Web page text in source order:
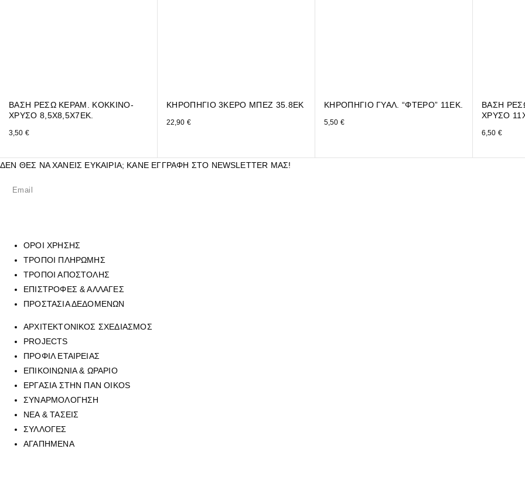
ΒΑΣΗ ΡΕΣΩ ΚΕΡΑΜ. ΚΟΚΚΙΝΟ-
ΧΡΥΣΟ 8,5Χ8,5Χ7ΕΚ.
3,50 €
ΚΗΡΟΠΗΓΙΟ 3ΚΕΡΟ ΜΠΕΖ 35.8ΕΚ
22,90 €
ΚΗΡΟΠΗΓΙΟ ΓΥΑΛ. “ΦΤΕΡΟ” 11ΕΚ.
5,50 €
ΒΑΣΗ
ΧΡΥΣΟ
6,50 €
ΔΕΝ ΘΕΣ ΝΑ ΧΑΝΕΙΣ ΕΥΚΑΙΡΙΑ; ΚΑΝΕ ΕΓΓΡΑΦΗ ΣΤΟ NEWSLETTER ΜΑΣ!
ΟΡΟΙ ΧΡΗΣΗΣ
ΤΡΟΠΟΙ ΠΛΗΡΩΜΗΣ
ΤΡΟΠΟΙ ΑΠΟΣΤΟΛΗΣ
ΕΠΙΣΤΡΟΦΕΣ & ΑΛΛΑΓΕΣ
ΠΡΟΣΤΑΣΙΑ ΔΕΔΟΜΕΝΩΝ
ΑΡΧΙΤΕΚΤΟΝΙΚΟΣ ΣΧΕΔΙΑΣΜΟΣ
PROJECTS
ΠΡΟΦΙΛ ΕΤΑΙΡΕΙΑΣ
ΕΠΙΚΟΙΝΩΝΙΑ & ΩΡΑΡΙΟ
ΕΡΓΑΣΙΑ ΣΤΗΝ ΠΑΝ OIKOS
ΣΥΝΑΡΜΟΛΟΓΗΣΗ
ΝΕΑ & ΤΑΣΕΙΣ
ΣΥΛΛΟΓΕΣ
ΑΓΑΠΗΜΕΝΑ